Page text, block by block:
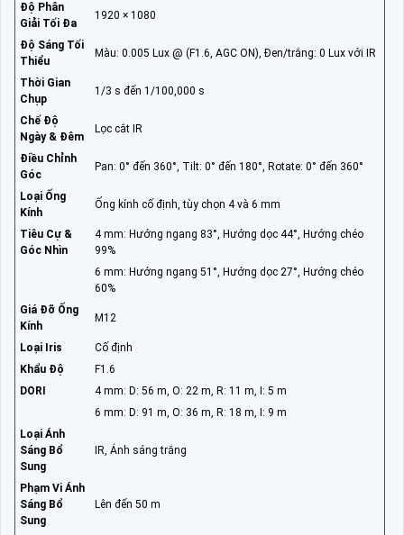
Độ Phân
Giải Tối Đa
1920 × 1080
Độ Sáng Tối
Thiểu
Màu: 0.005 Lux @ (F1.6, AGC ON), Đen/trắng: 0 Lux với IR
Thời Gian
Chụp
1/3 s đến 1/100,000 s
Chế Độ
Ngày & Đêm
Lọc cắt IR
Điều Chỉnh
Góc
Pan: 0° đến 360°, Tilt: 0° đến 180°, Rotate: 0° đến 360°
Loại Ống
Kính
Ống kính cố định, tùy chọn 4 và 6 mm
Tiêu Cự &
Góc Nhìn
4 mm: Hướng ngang 83°, Hướng dọc 44°, Hướng chéo
99%
6 mm: Hướng ngang 51°, Hướng dọc 27°, Hướng chéo
60%
Giá Đỡ Ống
Kính
M12
Loại Iris
Cố định
Khẩu Độ
F1.6
DORI
4 mm: D: 56 m, O: 22 m, R: 11 m, I: 5 m
6 mm: D: 91 m, O: 36 m, R: 18 m, I: 9 m
Loại Ánh
Sáng Bổ
Sung
IR, Ánh sáng trắng
Phạm Vi Ánh
Sáng Bổ
Sung
Lên đến 50 m